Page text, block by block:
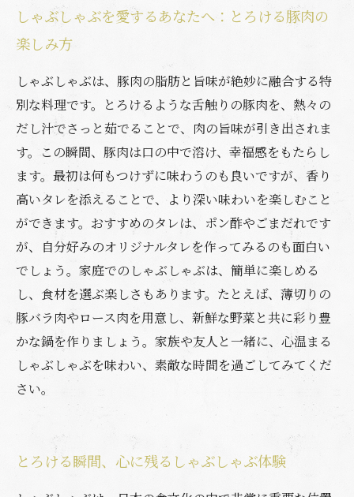
しゃぶしゃぶを愛するあなたへ：とろける豚肉の
楽しみ方
しゃぶしゃぶは、豚肉の脂肪と旨味が絶妙に融合する特
別な料理です。とろけるような舌触りの豚肉を、熱々の
だし汁でさっと茹でることで、肉の旨味が引き出されま
す。この瞬間、豚肉は口の中で溶け、幸福感をもたらし
ます。最初は何もつけずに味わうのも良いですが、香り
高いタレを添えることで、より深い味わいを楽しむこと
ができます。おすすめのタレは、ポン酢やごまだれです
が、自分好みのオリジナルタレを作ってみるのも面白い
でしょう。家庭でのしゃぶしゃぶは、簡単に楽しめる
し、食材を選ぶ楽しさもあります。たとえば、薄切りの
豚バラ肉やロース肉を用意し、新鮮な野菜と共に彩り豊
かな鍋を作りましょう。家族や友人と一緒に、心温まる
しゃぶしゃぶを味わい、素敵な時間を過ごしてみてくだ
さい。
とろける瞬間、心に残るしゃぶしゃぶ体験